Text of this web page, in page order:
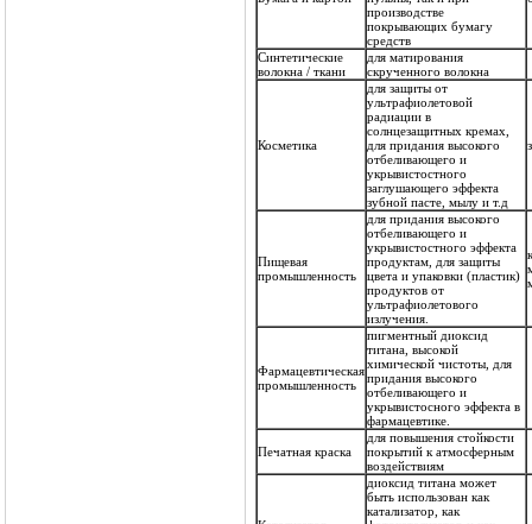
производстве
покрывающих бумагу
средств
Синтетические
волокна / ткани
для матирования
скрученного волокна
Косметика
для защиты от
ультрафиолетовой
радиации в
солнцезащитных кремах,
для придания высокого
отбеливающего и
укрывистостного
заглушающего эффекта
зубной пасте, мылу и т.д
Пищевая
промышленность
для придания высокого
отбеливающего и
укрывистостного эффекта
продуктам, для защиты
цвета и упаковки (пластик)
продуктов от
ультрафиолетового
излучения.
Фармацевтическая
промышленность
пигментный диоксид
титана, высокой
химической чистоты, для
придания высокого
отбеливающего и
укрывистосного эффекта в
фармацевтике.
Печатная краска
для повышения стойкости
покрытий к атмосферным
воздействиям
диоксид титана может
быть использован как
катализатор, как